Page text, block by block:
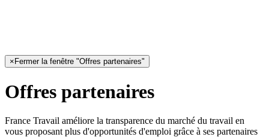
× Fermer la fenêtre "Offres partenaires"
Offres partenaires
France Travail améliore la transparence du marché du travail en
vous proposant plus d'opportunités d'emploi grâce à ses partenaires